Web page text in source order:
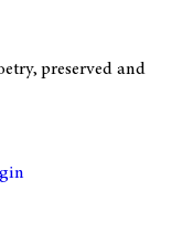
preserved and